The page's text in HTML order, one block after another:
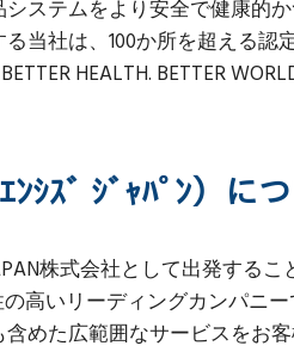
ステムをより安全で健康的
当社は、100か所を超える認
HEALTH. BETTER
ﾝｼｽﾞ ｼﾞｬﾊﾟﾝ）に
株式会社として出発するこ
高いリーディングカンパニ
めた広範囲なサービスをお